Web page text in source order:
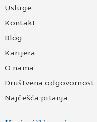
Usluge
Kontakt
Blog
Karijera
O nama
Društvena odgovornost
Najčešća pitanja